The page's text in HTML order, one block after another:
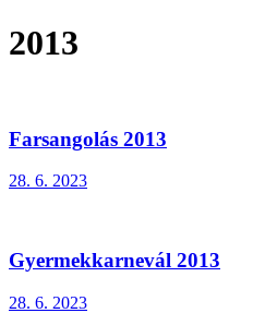
2013
Farsangolás 2013
28. 6. 2023
Gyermekkarnevál 2013
28. 6. 2023